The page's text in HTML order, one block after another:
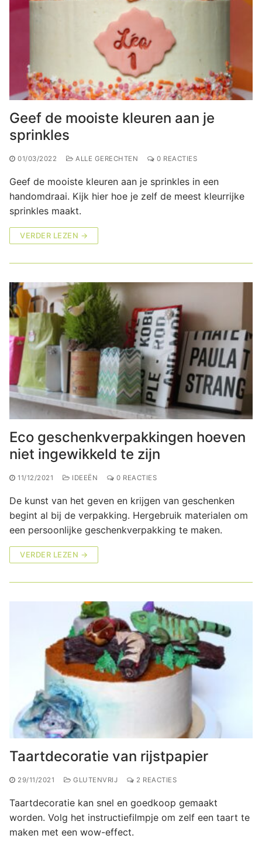
Geef de mooiste kleuren aan je
sprinkles
01/03/2022 ALLE GERECHTEN 0 REACTIES
Geef de mooiste kleuren aan je sprinkles in een
handomdraai. Kijk hier hoe je zelf de meest kleurrijke
sprinkles maakt.
VERDER LEZEN →
Eco geschenkverpakkingen hoeven
niet ingewikkeld te zijn
11/12/2021 IDEEËN 0 REACTIES
De kunst van het geven en krijgen van geschenken
begint al bij de verpakking. Hergebruik materialen om
een persoonlijke geschenkverpakking te maken.
VERDER LEZEN →
Taartdecoratie van rijstpapier
29/11/2021 GLUTENVRIJ 2 REACTIES
Taartdecoratie kan snel en goedkoop gemaakt
worden. Volg het instructiefilmpje om zelf een taart te
maken met een wow-effect.